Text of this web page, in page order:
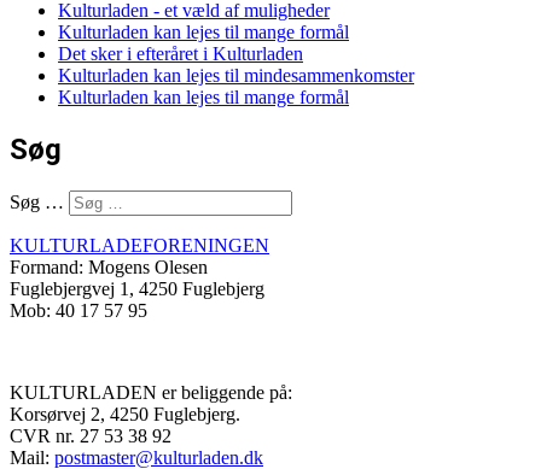
Kulturladen - et væld af muligheder
Kulturladen kan lejes til mange formål
Det sker i efteråret i Kulturladen
Kulturladen kan lejes til mindesammenkomster
Kulturladen kan lejes til mange formål
Søg
Søg …
KULTURLADEFORENINGEN
Formand: Mogens Olesen
Fuglebjergvej 1, 4250 Fuglebjerg
Mob: 40 17 57 95
KULTURLADEN er beliggende på:
Korsørvej 2, 4250 Fuglebjerg.
CVR nr. 27 53 38 92
Mail: postmaster@kulturladen.dk